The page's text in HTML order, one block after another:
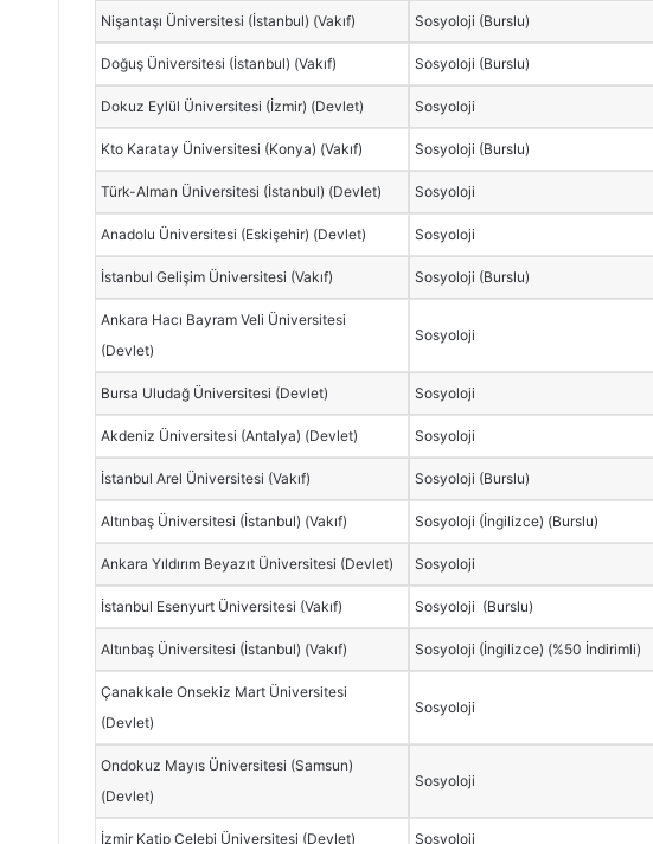
Nişantaşı Üniversitesi (İstanbul) (Vakıf) Sosyoloji (Burslu)
Doğuş Üniversitesi (İstanbul) (Vakıf) Sosyoloji (Burslu)
Dokuz Eylül Üniversitesi (İzmir) (Devlet) Sosyoloji
Kto Karatay Üniversitesi (Konya) (Vakıf) Sosyoloji (Burslu)
Türk-Alman Üniversitesi (İstanbul) (Devlet) Sosyoloji
Anadolu Üniversitesi (Eskişehir) (Devlet) Sosyoloji
İstanbul Gelişim Üniversitesi (Vakıf) Sosyoloji (Burslu)
Ankara Hacı Bayram Veli Üniversitesi
(Devlet)
Sosyoloji
Bursa Uludağ Üniversitesi (Devlet) Sosyoloji
Akdeniz Üniversitesi (Antalya) (Devlet) Sosyoloji
İstanbul Arel Üniversitesi (Vakıf) Sosyoloji (Burslu)
Altınbaş Üniversitesi (İstanbul) (Vakıf) Sosyoloji (İngilizce) (Burslu)
Ankara Yıldırım Beyazıt Üniversitesi (Devlet) Sosyoloji
İstanbul Esenyurt Üniversitesi (Vakıf) Sosyoloji (Burslu)
Altınbaş Üniversitesi (İstanbul) (Vakıf) Sosyoloji (İngilizce) (%50 İndirimli)
Çanakkale Onsekiz Mart Üniversitesi
(Devlet)
Sosyoloji
Ondokuz Mayıs Üniversitesi (Samsun)
(Devlet)
Sosyoloji
İzmir Katip Çelebi Üniversitesi (Devlet) Sosyoloji